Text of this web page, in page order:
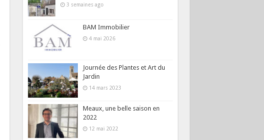
3 semaines ago
BAM Immobilier
4 mai 2026
Journée des Plantes et Art du
Jardin
14 mars 2023
Meaux, une belle saison en
2022
12 mai 2022